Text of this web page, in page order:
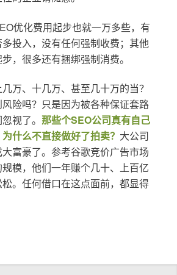
优化费用起步也就一万多些，有
投入，没有任何强制收费；其他
，很多还有捆绑强制消费。
万、十几万、甚至几十万的当？
险吗？只是因为被各种保证套路
视了。 那些个SEO公司真有自己
什么不直接做好了拍卖？ 大公司
富豪了。参考谷歌竞价广告市场
模，他们一年赚个几十、上百亿
。任何借口在这点面前，都显得